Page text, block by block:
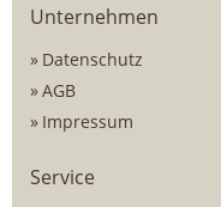
Unternehmen
Datenschutz
AGB
Impressum
Service